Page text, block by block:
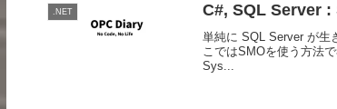
.NET C#, SQL Server :
単純に SQL Server が生
こではSMOを使う方法
Sys...